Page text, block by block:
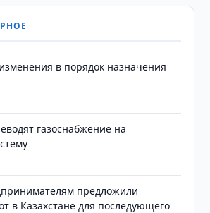
в порядок назначения
газоснабжение на
предложили
в Казахстане для последующего